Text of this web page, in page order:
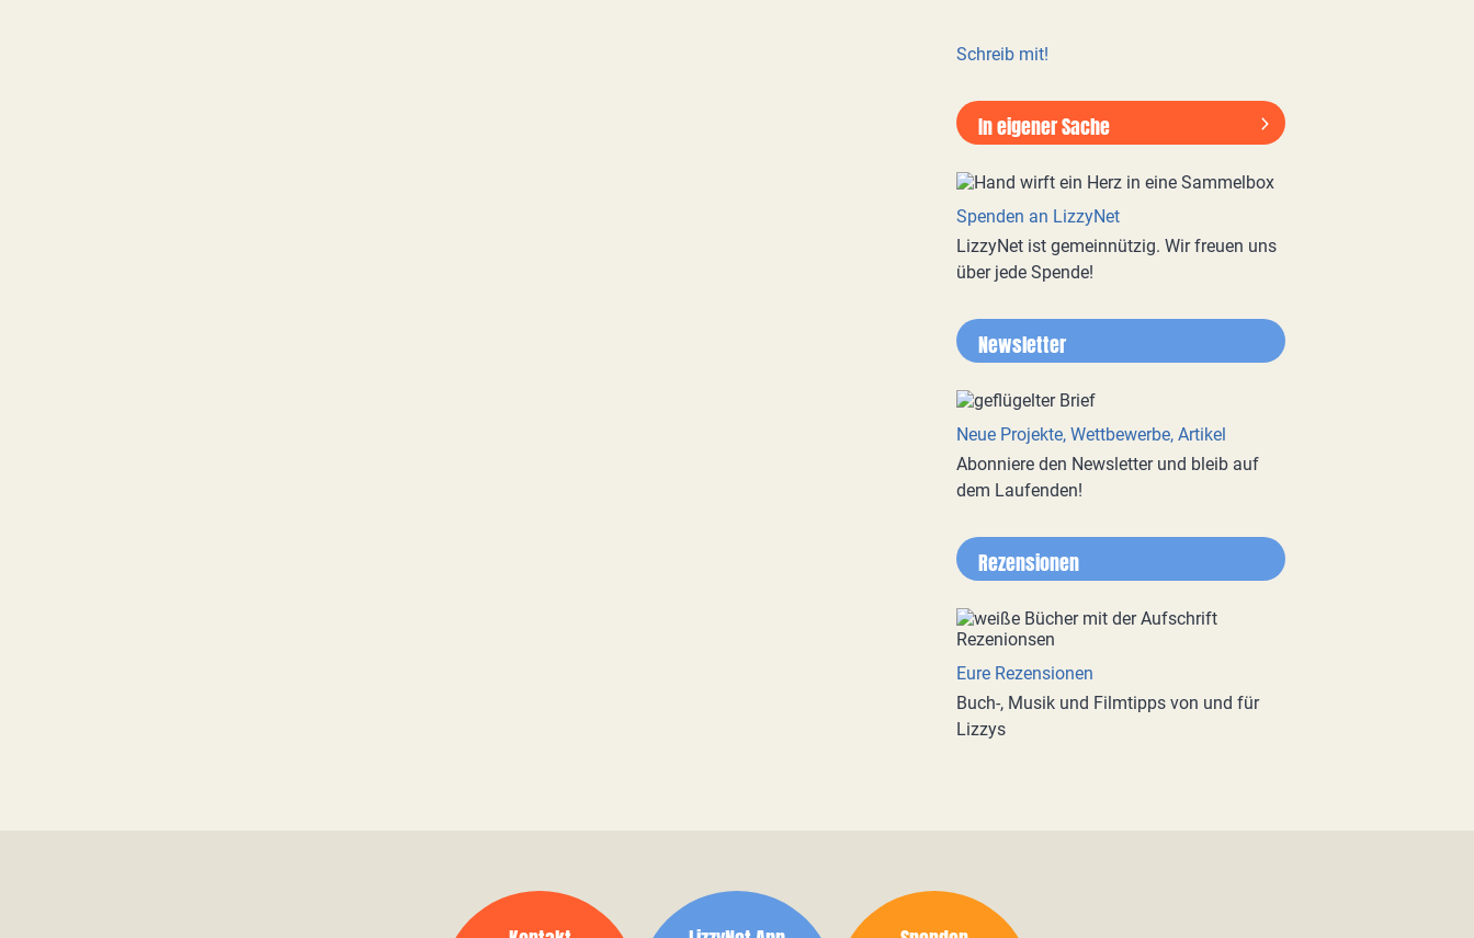
Schreib mit!
In eigener Sache
Spenden an LizzyNet
LizzyNet ist gemeinnützig. Wir freuen uns
über jede Spende!
Newsletter
Neue Projekte, Wettbewerbe, Artikel
Abonniere den Newsletter und bleib auf
dem Laufenden!
Rezensionen
Eure Rezensionen
Buch-, Musik und Filmtipps von und für
Lizzys